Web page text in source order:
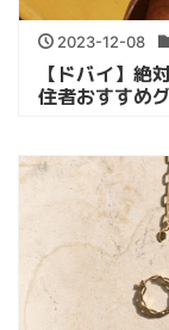
2023-12-08
【ドバイ】絶
住者おすすめ